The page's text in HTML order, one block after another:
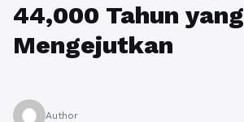
44,000 Tahun yang
Mengejutkan
Author